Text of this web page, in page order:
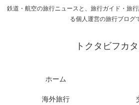
鉄道・航空の旅行ニュースと、旅行ガイド・旅
る個人運営の旅行ブログ
トクタビフカ
ホーム
海外旅行